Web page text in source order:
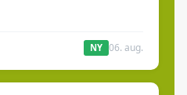
NY 06. aug.